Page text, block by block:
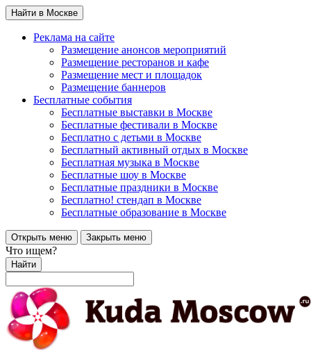
Найти в Москве
Реклама на сайте
Размещение анонсов мероприятий
Размещение ресторанов и кафе
Размещение мест и площадок
Размещение баннеров
Бесплатные события
Бесплатные выставки в Москве
Бесплатные фестивали в Москве
Бесплатно с детьми в Москве
Бесплатный активный отдых в Москве
Бесплатная музыка в Москве
Бесплатные шоу в Москве
Бесплатные праздники в Москве
Бесплатно! стендап в Москве
Бесплатные образование в Москве
Открыть меню Закрыть меню
Что ищем?
Найти